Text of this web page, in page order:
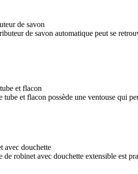
de savon
de savon automatique peut se
et flacon
tube et flacon possède une ventouse qui
avec douchette
de robinet avec douchette extensible est